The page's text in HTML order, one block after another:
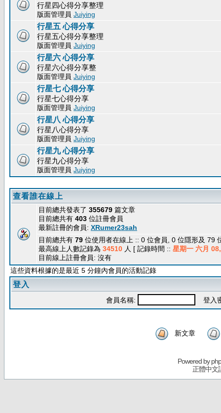
行星四心得分享整理
版面管理員 Juiying
行星五 心得分享
行星五心得分享整理
版面管理員 Juiying
行星六 心得分享
行星六心得分享整
版面管理員 Juiying
行星七 心得分享
行星七心得分享
版面管理員 Juiying
行星八 心得分享
行星八心得分享
版面管理員 Juiying
行星九 心得分享
行星九心得分享
版面管理員 Juiying
查看誰在線上
目前總共發表了 355679 篇文章
目前總共有 403 位註冊會員
最新註冊的會員: XRumer23sah
目前總共有 79 位使用者在線上 :: 0 位會員, 0 位隱形及
最高線上人數記錄為 34510 人 [ 記錄時間 :: 星期一 六月
目前線上註冊會員: 沒有
這些資料根據的是最近 5 分鐘內會員的活動記錄
登入
會員名稱: 登入
新文章
Powered by
正體中文